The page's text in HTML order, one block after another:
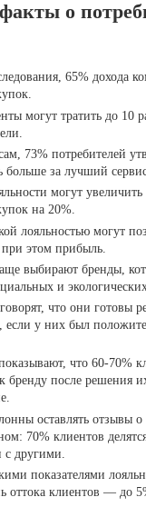
о
65% дохода
могут тратить до 10
73% потребителей
больше за лучший
могут увеличить
на 20%.
лояльностью могут
этом прибыль.
выбирают бренды,
и
что они готовы
если у них был
что 60-70%
бренду после решения
оставлять отзывы о
70% клиентов
с другими.
показателями
оттока клиентов — до